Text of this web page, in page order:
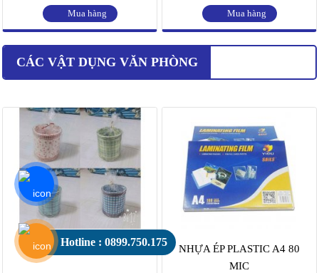
Mua hàng
Mua hàng
CÁC VẬT DỤNG VĂN PHÒNG
HỘP CẮM BÚT GIẤY
NHỰA ÉP PLASTIC A4 80
MIC
Hotline : 0899.750.175